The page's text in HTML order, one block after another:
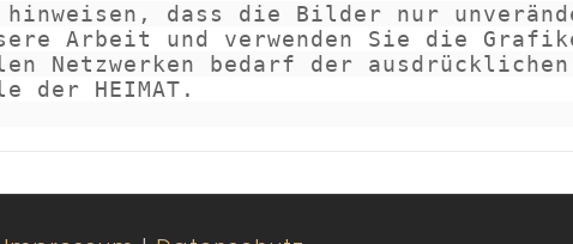
hinweisen, dass die Bilder nur
Arbeit und verwenden Sie die
Netzwerken bedarf der ausdrücklichen
der HEIMAT.